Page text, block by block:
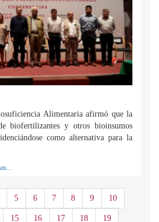
Alimentaria afirmó que la
biofertilizantes y otros bioinsumos
como alternativa para la
5 6 7 8 9 10
15 16 17 18 19